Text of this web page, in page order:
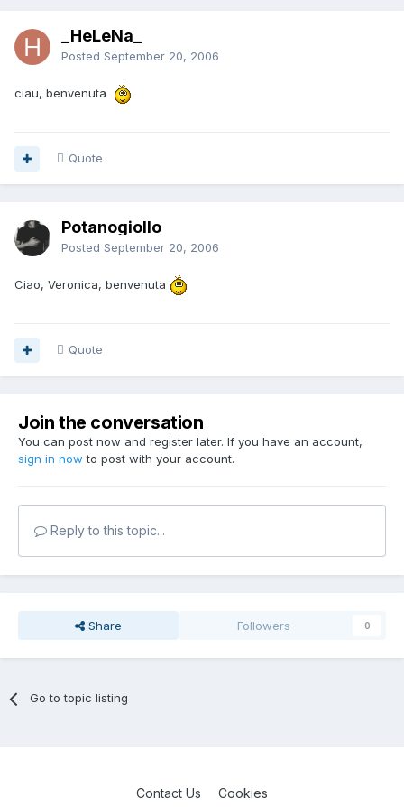
_HeLeNa_
Posted September 20, 2006
ciau, benvenuta
Quote
Potanogiollo
Posted September 20, 2006
Ciao, Veronica, benvenuta
Quote
Join the conversation
You can post now and register later. If you have an account,
sign in now to post with your account.
Reply to this topic...
Share Followers 0
Go to topic listing
Contact Us Cookies